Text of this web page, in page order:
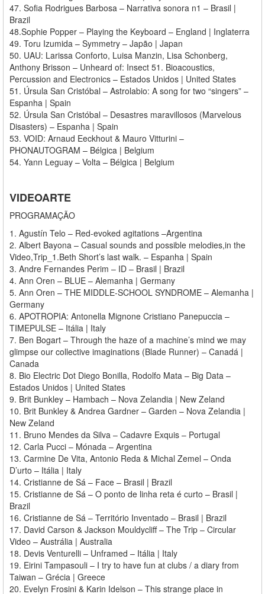
47. Sofia Rodrigues Barbosa – Narrativa sonora n1 – Brasil |
Brazil
48.Sophie Popper – Playing the Keyboard – England | Inglaterra
49. Toru Izumida – Symmetry – Japão | Japan
50. UAU: Larissa Conforto, Luisa Manzin, Lisa Schonberg,
Anthony Brisson – Unheard of: Insect 51. Bioacoustics,
Percussion and Electronics – Estados Unidos | United States
51. Úrsula San Cristóbal – Astrolabio: A song for two “singers” –
Espanha | Spain
52. Úrsula San Cristóbal – Desastres maravillosos (Marvelous
Disasters) – Espanha | Spain
53. VOID: Arnaud Eeckhout & Mauro Vitturini –
PHONAUTOGRAM – Bélgica | Belgium
54. Yann Leguay – Volta – Bélgica | Belgium
VIDEOARTE
PROGRAMAÇÃO
1. Agustín Telo – Red-evoked agitations –Argentina
2. Albert Bayona – Casual sounds and possible melodies,in the
Video,Trip_1.Beth Short’s last walk. – Espanha | Spain
3. Andre Fernandes Perim – ID – Brasil | Brazil
4. Ann Oren – BLUE – Alemanha | Germany
5. Ann Oren – THE MIDDLE-SCHOOL SYNDROME – Alemanha |
Germany
6. APOTROPIA: Antonella Mignone Cristiano Panepuccia –
TIMEPULSE – Itália | Italy
7. Ben Bogart – Through the haze of a machine’s mind we may
glimpse our collective imaginations (Blade Runner) – Canadá |
Canada
8. Bio Electric Dot Diego Bonilla, Rodolfo Mata – Big Data –
Estados Unidos | United States
9. Brit Bunkley – Hambach – Nova Zelandia | New Zeland
10. Brit Bunkley & Andrea Gardner – Garden – Nova Zelandia |
New Zeland
11. Bruno Mendes da Silva – Cadavre Exquis – Portugal
12. Carla Pucci – Mónada – Argentina
13. Carmine De Vita, Antonio Reda & Michal Zemel – Onda
D’urto – Itália | Italy
14. Cristianne de Sá – Face – Brasil | Brazil
15. Cristianne de Sá – O ponto de linha reta é curto – Brasil |
Brazil
16. Cristianne de Sá – Território Inventado – Brasil | Brazil
17. David Carson & Jackson Mouldycliff – The Trip – Circular
Video – Austrália | Australia
18. Devis Venturelli – Unframed – Itália | Italy
19. Eirini Tampasouli – I try to have fun at clubs / a diary from
Taiwan – Grécia | Greece
20. Evelyn Frosini & Karin Idelson – This strange place in